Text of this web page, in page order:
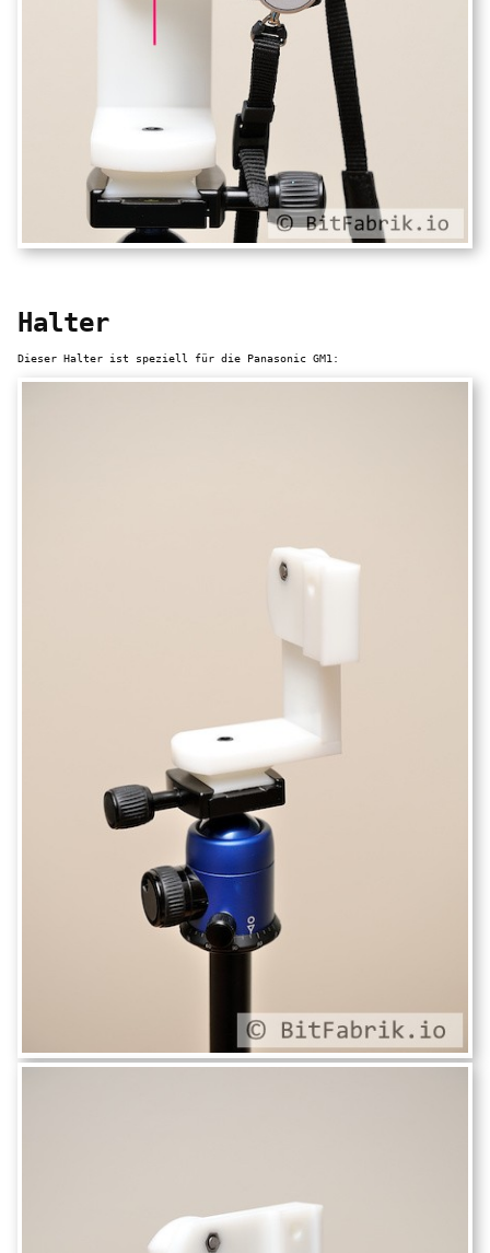
Halter
Dieser Halter ist speziell für die Panasonic GM1: